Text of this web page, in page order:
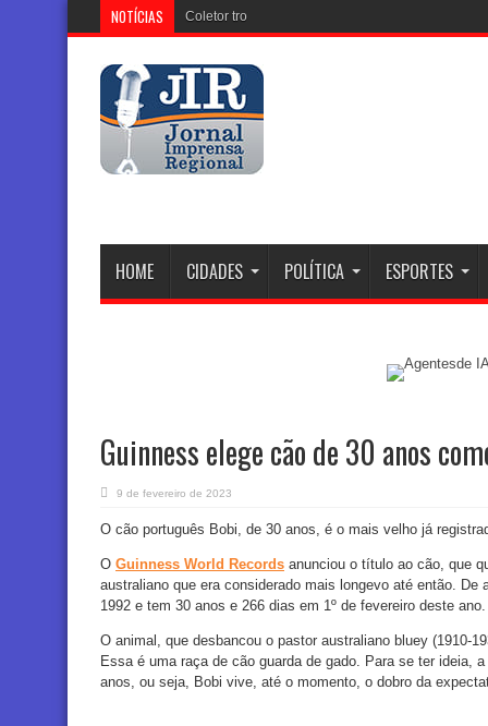
NOTÍCIAS Coletor tronco que está sendo i
HOME CIDADES POLÍTICA ESPORTES
Guinness elege cão de 30 anos
9 de fevereiro de 2023
O cão português Bobi, de 30 anos, é o mais velho já
O Guinness World Records anunciou o título ao cão, que
australiano que era considerado mais longevo até então.
1992 e tem 30 anos e 266 dias em 1º de fevereiro deste ano.
O animal, que desbancou o pastor australiano bluey (1910-
Essa é uma raça de cão guarda de gado. Para se ter ideia,
anos, ou seja, Bobi vive, até o momento, o dobro da